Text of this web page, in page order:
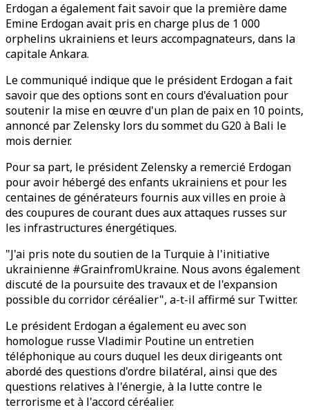
Erdogan a également fait savoir que la première dame
Emine Erdogan avait pris en charge plus de 1 000
orphelins ukrainiens et leurs accompagnateurs, dans la
capitale Ankara.
Le communiqué indique que le président Erdogan a fait
savoir que des options sont en cours d'évaluation pour
soutenir la mise en œuvre d'un plan de paix en 10 points,
annoncé par Zelensky lors du sommet du G20 à Bali le
mois dernier.
Pour sa part, le président Zelensky a remercié Erdogan
pour avoir hébergé des enfants ukrainiens et pour les
centaines de générateurs fournis aux villes en proie à
des coupures de courant dues aux attaques russes sur
les infrastructures énergétiques.
"J'ai pris note du soutien de la Turquie à l'initiative
ukrainienne #GrainfromUkraine. Nous avons également
discuté de la poursuite des travaux et de l'expansion
possible du corridor céréalier", a-t-il affirmé sur Twitter.
Le président Erdogan a également eu avec son
homologue russe Vladimir Poutine un entretien
téléphonique au cours duquel les deux dirigeants ont
abordé des questions d'ordre bilatéral, ainsi que des
questions relatives à l'énergie, à la lutte contre le
terrorisme et à l'accord céréalier.